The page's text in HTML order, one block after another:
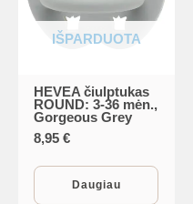
IŠPARDUOTA
HEVEA čiulptukas
ROUND: 3-36 mėn.,
Gorgeous Grey
8,95€
Daugiau